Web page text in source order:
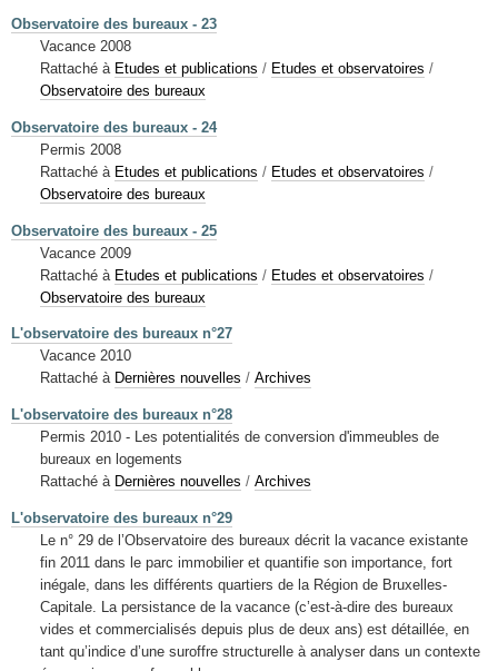
Observatoire des bureaux - 23
Vacance 2008
Rattaché à Etudes et publications / Etudes et observatoires /
Observatoire des bureaux
Observatoire des bureaux - 24
Permis 2008
Rattaché à Etudes et publications / Etudes et observatoires /
Observatoire des bureaux
Observatoire des bureaux - 25
Vacance 2009
Rattaché à Etudes et publications / Etudes et observatoires /
Observatoire des bureaux
L'observatoire des bureaux n°27
Vacance 2010
Rattaché à Dernières nouvelles / Archives
L'observatoire des bureaux n°28
Permis 2010 - Les potentialités de conversion d'immeubles de
bureaux en logements
Rattaché à Dernières nouvelles / Archives
L'observatoire des bureaux n°29
Le n° 29 de l’Observatoire des bureaux décrit la vacance existante
fin 2011 dans le parc immobilier et quantifie son importance, fort
inégale, dans les différents quartiers de la Région de Bruxelles-
Capitale. La persistance de la vacance (c’est-à-dire des bureaux
vides et commercialisés depuis plus de deux ans) est détaillée, en
tant qu’indice d’une suroffre structurelle à analyser dans un contexte